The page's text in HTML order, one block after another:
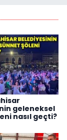
geleneksel
nasıl geçti?